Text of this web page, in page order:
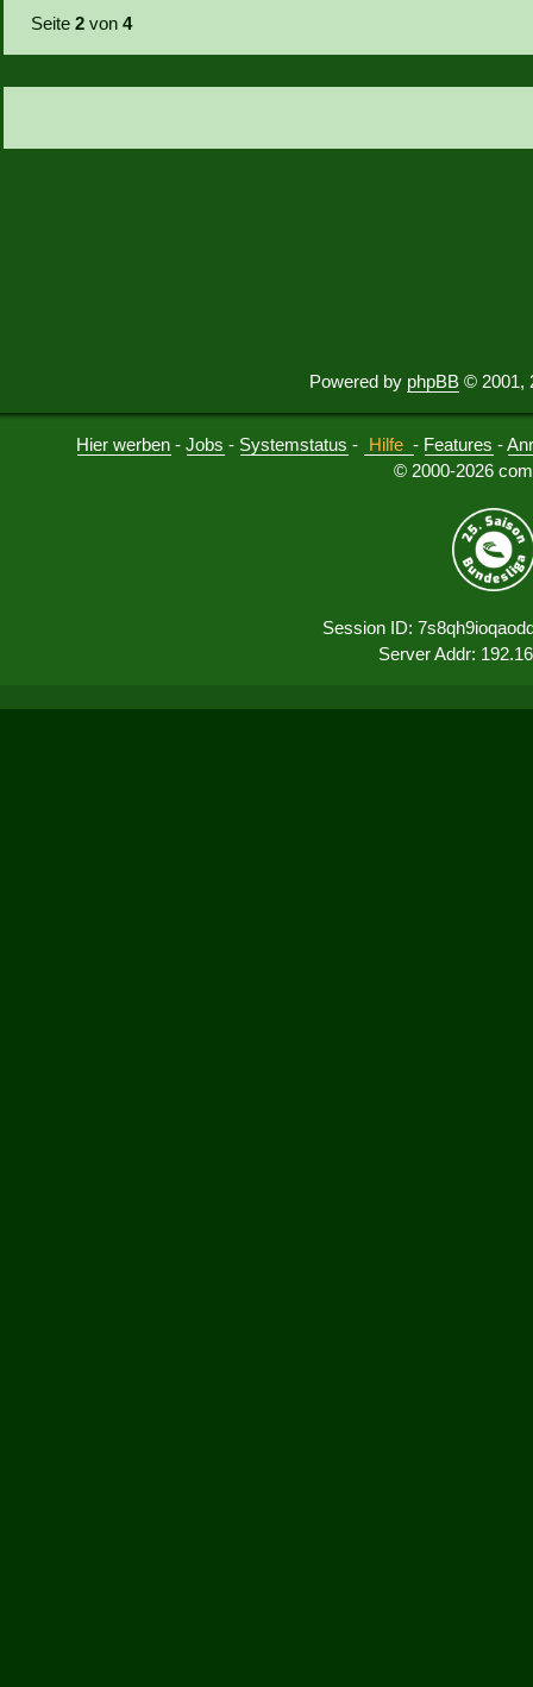
Seite2 von4
Powered by phpBB © 2001,
Hier werben -Jobs - Systemstatus - Hilfe - Features -
© 2000-2026
Session ID:
Server Addr: